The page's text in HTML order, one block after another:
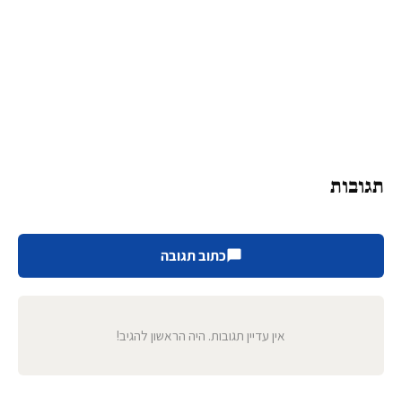
תגובות
כתוב תגובה
אין עדיין תגובות. היה הראשון להגיב!